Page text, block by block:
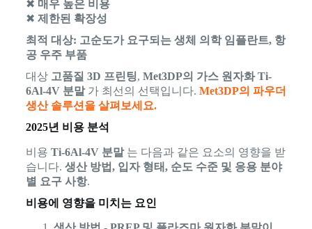
✖ 매우 높은 비용
✖ 제한된 확장성
최적 대상: 고순도가 요구되는 생체 의학 임플란트, 항
공 우주 부품
대상 고품질 3D 프린팅, Met3DP의 가스 원자화 Ti-
6Al-4V 분말가 최선의 선택입니다. Met3DP의 파우더
생산 솔루션을 살펴보세요.
2025년 비용 분석
비용 Ti-6Al-4V 분말는 다음과 같은 요소의 영향을 받
습니다. 생산 방법, 입자 형태, 순도 수준 및 응용 분야
별 요구 사항.
비용에 영향을 미치는 요인